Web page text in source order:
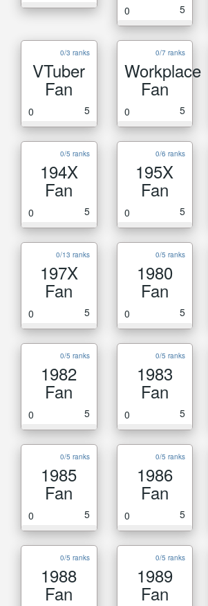
0 5
0/3 ranks
VTuber
Fan
0 5
0/7 ranks
Workplace
Fan
0 5
0/5 ranks
194X
Fan
0 5
0/6 ranks
195X
Fan
0 5
0/13 ranks
197X
Fan
0 5
0/5 ranks
1980
Fan
0 5
0/5 ranks
1982
Fan
0 5
0/5 ranks
1983
Fan
0 5
0/5 ranks
1985
Fan
0 5
0/5 ranks
1986
Fan
0 5
0/5 ranks
1988
Fan
0/5 ranks
1989
Fan